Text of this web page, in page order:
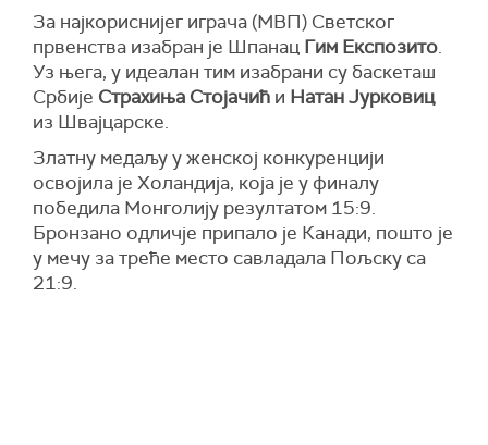
За најкориснијег играча (МВП) Светског
првенства изабран је Шпанац Гим Експозито.
Уз њега, у идеалан тим изабрани су баскеташ
Србије Страхиња Стојачић и Натан Јурковиц
из Швајцарске.
Златну медаљу у женској конкуренцији
освојила је Холандија, која је у финалу
победила Монголију резултатом 15:9.
Бронзано одличје припало је Канади, пошто је
у мечу за треће место савладала Пољску са
21:9.